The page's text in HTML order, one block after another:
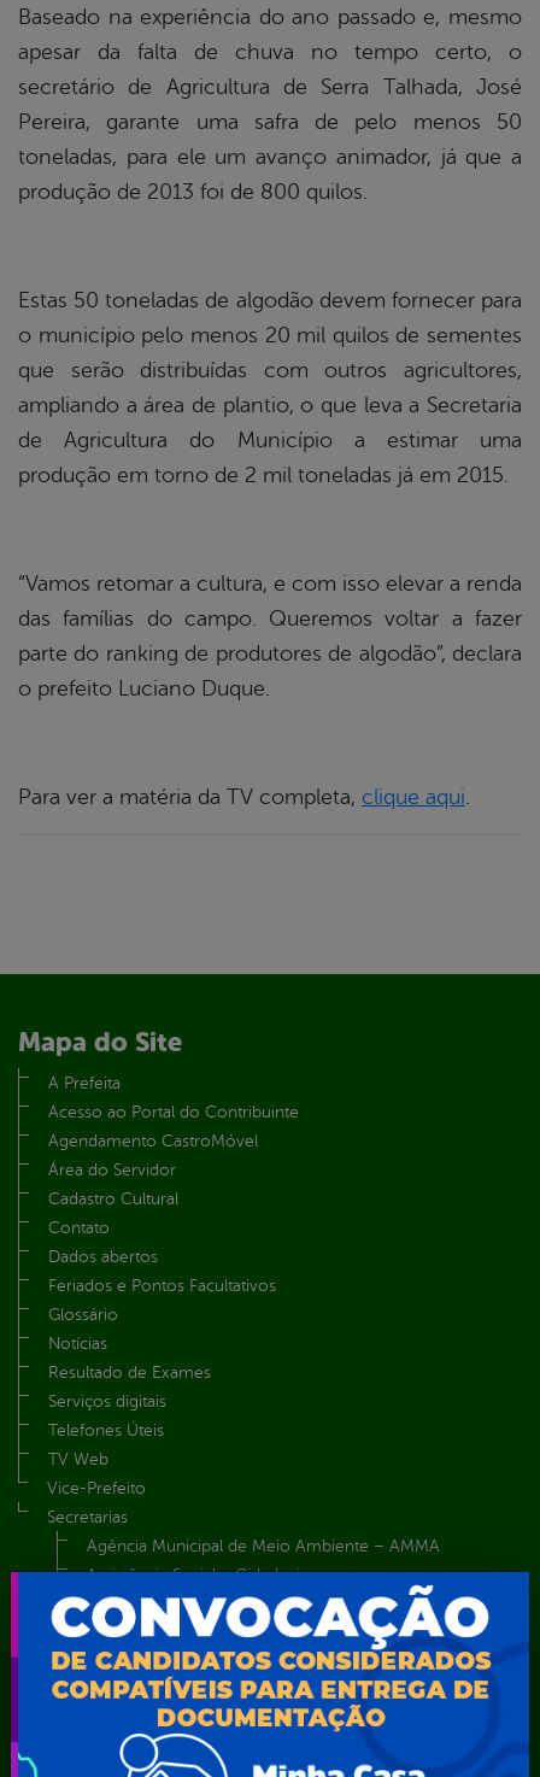
Baseado na experiência do ano passado e, mesmo
apesar da falta de chuva no tempo certo, o
secretário de Agricultura de Serra Talhada, José
Pereira, garante uma safra de pelo menos 50
toneladas, para ele um avanço animador, já que a
produção de 2013 foi de 800 quilos.
Estas 50 toneladas de algodão devem fornecer para
o município pelo menos 20 mil quilos de sementes
que serão distribuídas com outros agricultores,
ampliando a área de plantio, o que leva a Secretaria
de Agricultura do Município a estimar uma
produção em torno de 2 mil toneladas já em 2015.
“Vamos retomar a cultura, e com isso elevar a renda
das famílias do campo. Queremos voltar a fazer
parte do ranking de produtores de algodão”, declara
o prefeito Luciano Duque.
Para ver a matéria da TV completa, clique aqui.
Mapa do Site
A Prefeita
Acesso ao Portal do Contribuinte
Agendamento CastroMóvel
Área do Servidor
Cadastro Cultural
Contato
Dados abertos
Feriados e Pontos Facultativos
Glossário
Notícias
Resultado de Exames
Serviços digitais
Telefones Úteis
TV Web
Vice-Prefeito
Secretarias
Agência Municipal de Meio Ambiente – AMMA
Assistência Social e Cidadania
Autarquia Educacional de Serra Talhada – AESET
Comando da Guarda Municipal-CGM
Diretoria da Defesa Civil
FUNDAÇÃO CULTURAL DE SERRA TALHADA
Gabinete da Prefeita
Gabinete do Vice-Prefeito